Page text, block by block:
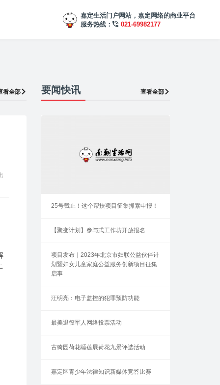
嘉定生活门户网站，嘉定网络的商业平台
服务热线：
021-69982177
看全部 要闻快讯 查看全部
25号截止！这个帮扶项目征集抓紧申报！
【聚变计划】参与式工作坊开放报名
项目发布｜2023年北京市妇联公益伙伴计
划暨妇女儿童家庭公益服务创新项目征集
启事
汪明亮：电子监控的犯罪预防功能
最美退役军人网络投票活动
古猗园荷花睡莲展荷花九景评选活动
嘉定区青少年法律知识新媒体竞答比赛